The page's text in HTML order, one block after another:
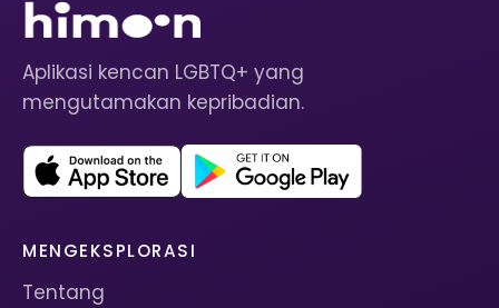
Aplikasi kencan LGBTQ+ yang
mengutamakan kepribadian.
MENGEKSPLORASI
Tentang